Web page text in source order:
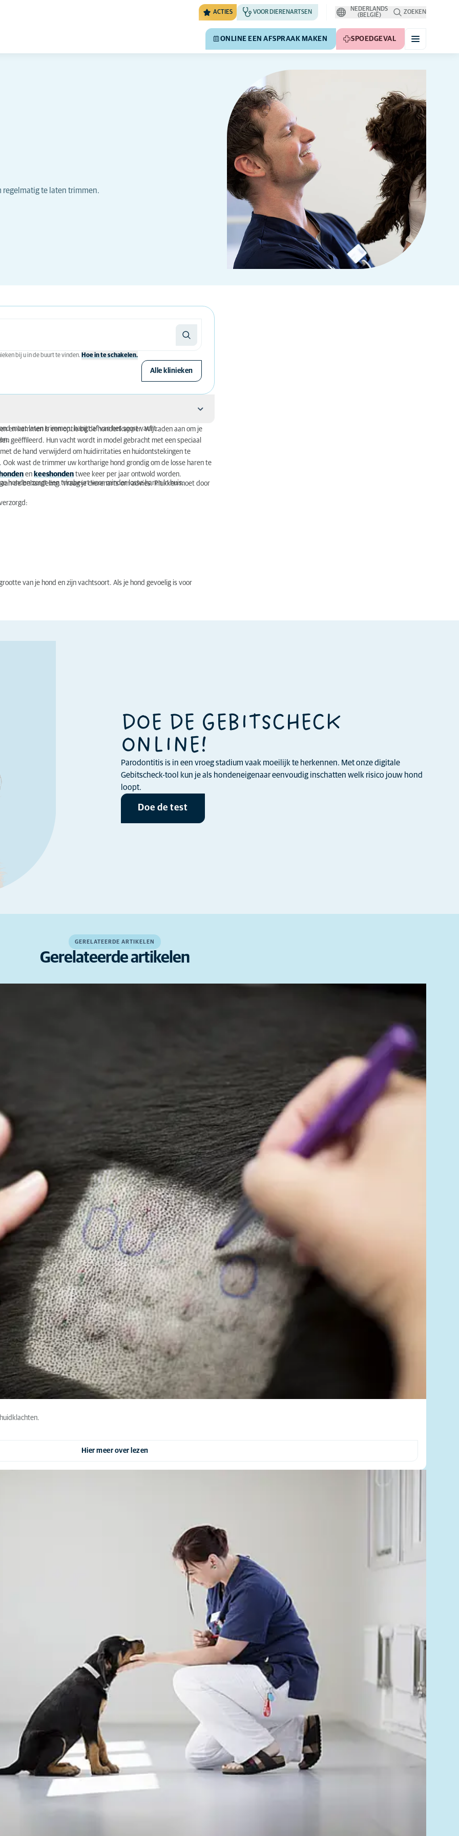
ACTIES VOOR DIERENARTSEN
NEDERLANDS
(BELGIË)
ZOEKEN
ONLINE EEN AFSPRAAK MAKEN SPOEDGEVAL
te laten trimmen.
bij u in de buurt te vinden. Hoe in te schakelen.
Alle klinieken
moet laten trimmen, hangt af van het soort vacht.
en kammen is een optie bij de hondenkapper. Wij raden aan om je
geëffileerd. Hun vacht wordt in model gebracht met een speciaal
de hand verwijderd om huidirritaties en huidontstekingen te
wast de trimmer uw kortharige hond grondig om de losse haren te
en keeshonden twee keer per jaar ontwold worden.
honden zorgt een trimbeurt voor minder losse haren in huis.
de behandeling. Vraag je dierenarts om advies. Plukken moet door
van je hond en zijn vachtsoort. Als je hond gevoelig is voor
DOE DE GEBITSCHECK
ONLINE!
Parodontitis is in een vroeg stadium vaak moeilijk te herkennen. Met onze digitale
Gebitscheck-tool kun je als hondeneigenaar eenvoudig inschatten welk risico jouw hond
loopt.
Doe de test
GERELATEERDE ARTIKELEN
Gerelateerde artikelen
Hier meer over lezen